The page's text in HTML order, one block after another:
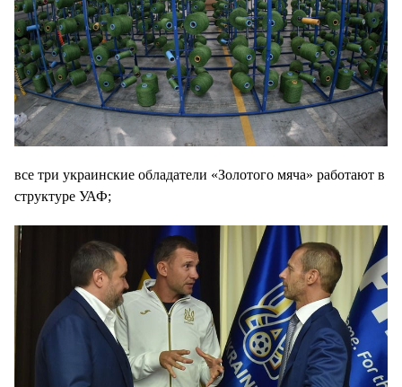
все три украинские обладатели «Золотого мяча» работают в
структуре УАФ;